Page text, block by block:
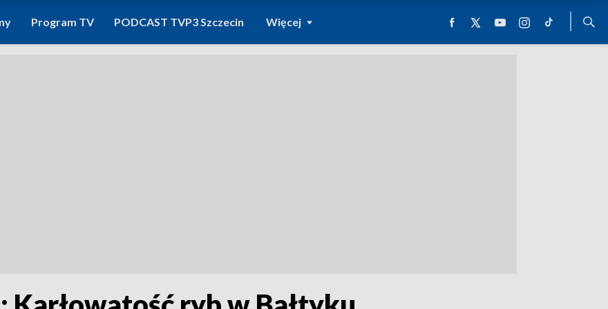
Program TV PODCAST TVP3 Szczecin Więcej